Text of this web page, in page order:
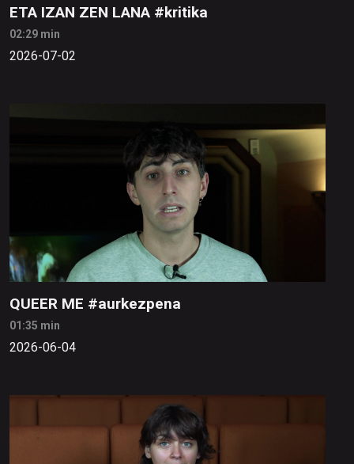
ETA IZAN ZEN LANA #kritika
02:29 min
2026-07-02
QUEER ME #aurkezpena
01:35 min
2026-06-04